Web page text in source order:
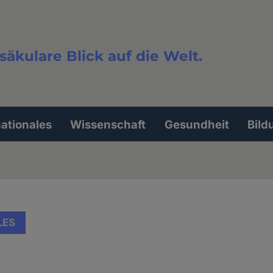
Blick auf die Welt.
Wissenschaft Gesundheit